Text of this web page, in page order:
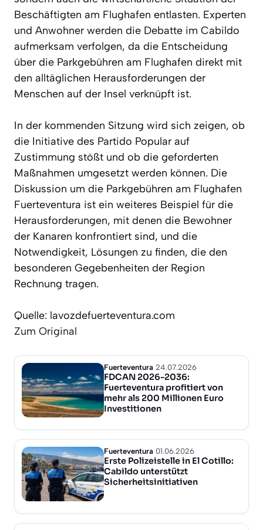
Beschäftigten am Flughafen entlasten. Experten
und Anwohner werden die Debatte im Cabildo
aufmerksam verfolgen, da die Entscheidung
über die Parkgebühren am Flughafen direkt mit
den alltäglichen Herausforderungen der
Menschen auf der Insel verknüpft ist.
In der kommenden Sitzung wird sich zeigen, ob
die Initiative des Partido Popular auf
Zustimmung stößt und ob die geforderten
Maßnahmen umgesetzt werden können. Die
Diskussion um die Parkgebühren am Flughafen
Fuerteventura ist ein weiteres Beispiel für die
Herausforderungen, mit denen die Bewohner
der Kanaren konfrontiert sind, und die
Notwendigkeit, Lösungen zu finden, die den
besonderen Gegebenheiten der Region
Rechnung tragen.
Quelle: lavozdefuerteventura.com
Zum Original
Fuerteventura 24.07.2026
FDCAN 2026-2036:
Fuerteventura profitiert von
mehr als 200 Millionen Euro
Investitionen
Fuerteventura 01.06.2026
Erste Polizeistelle in El Cotillo:
Cabildo unterstützt
Sicherheitsinitiativen